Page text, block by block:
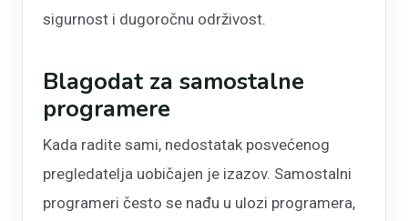
sigurnost i dugoročnu održivost.
Blagodat za samostalne
programere
Kada radite sami, nedostatak posvećenog
pregledatelja uobičajen je izazov. Samostalni
programeri često se nađu u ulozi programera,